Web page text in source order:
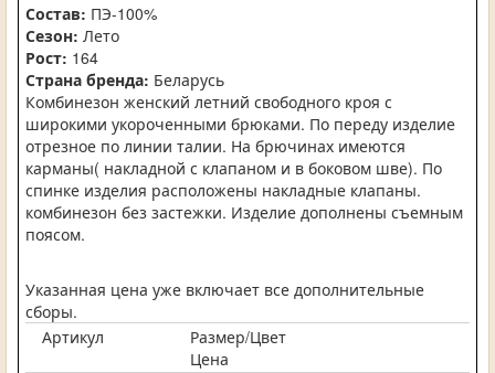
Состав: ПЭ-100%
Сезон: Лето
Рост: 164
Страна бренда: Беларусь
Комбинезон женский летний свободного кроя с
широкими укороченными брюками. По переду изделие
отрезное по линии талии. На брючинах имеются
карманы( накладной с клапаном и в боковом шве). По
спинке изделия расположены накладные клапаны.
комбинезон без застежки. Изделие дополнены съемным
поясом.
Указанная цена уже включает все дополнительные
сборы.
Артикул
Размер/Цвет
Цена